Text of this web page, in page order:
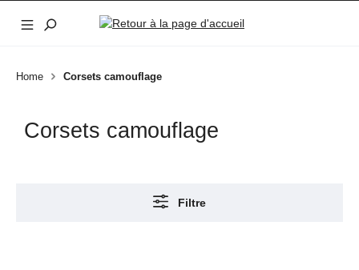
Passer au contenu principal
Home Corsets camouflage
Corsets camouflage
Filtre